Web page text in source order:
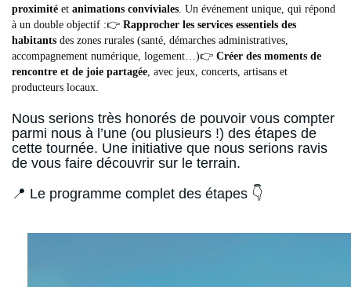
proximité et animations conviviales. Un événement unique, qui répond
à un double objectif :👉 Rapprocher les services essentiels des
habitants des zones rurales (santé, démarches administratives,
accompagnement numérique, logement…)👉 Créer des moments de
rencontre et de joie partagée, avec jeux, concerts, artisans et
producteurs locaux.
Nous serions très honorés de pouvoir vous compter
parmi nous à l’une (ou plusieurs !) des étapes de
cette tournée. Une initiative que nous serions ravis
de vous faire découvrir sur le terrain.
📍 Le programme complet des étapes 👇